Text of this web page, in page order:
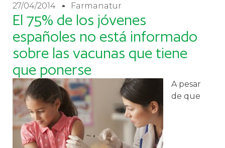
27/04/2014 Farmanatur
El 75% de los jóvenes
españoles no está informado
sobre las vacunas que tiene
que ponerse
A pesar
de que